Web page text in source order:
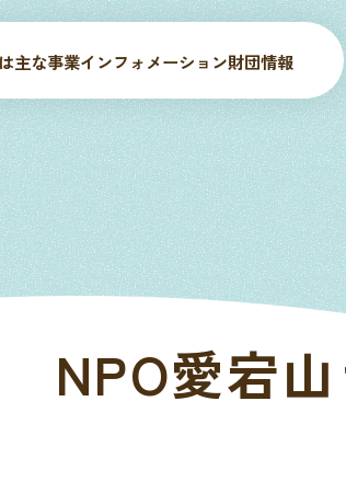
主な事業インフォメーション財団情報
NPO愛宕